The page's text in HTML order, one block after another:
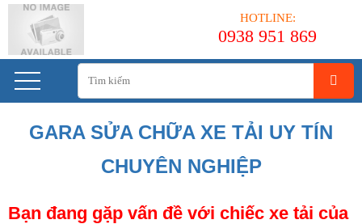
HOTLINE:
0938 951 869
GARA SỬA CHỮA XE TẢI UY TÍN
CHUYÊN NGHIỆP
Bạn đang gặp vấn đề với chiếc xe tải của